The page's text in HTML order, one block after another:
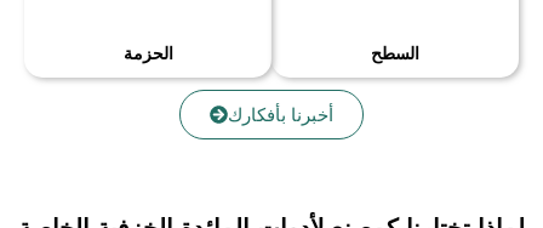
السطح الحزمة
أخبرنا بأفكارك